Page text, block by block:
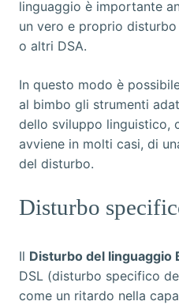
linguaggio è importante
un vero e proprio
o altri DSA.
In questo modo è
al bimbo gli strumenti
dello sviluppo linguistico,
avviene in molti casi, di
del disturbo.
Disturbo
Il Disturbo del linguaggio
DSL (disturbo specifico
come un ritardo nella